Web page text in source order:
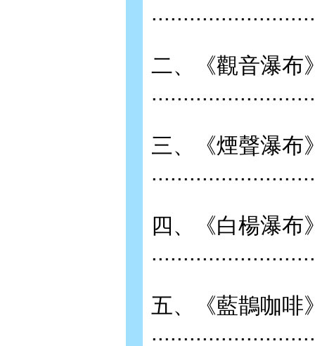
二、《觀音瀑布
三、《煙聲瀑布
四、《白楊瀑布
五、《藍鵲咖啡